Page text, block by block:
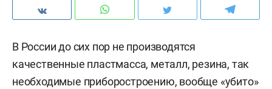
В России до сих пор не производятся
качественные пластмасса, металл, резина, так
необходимые приборостроению, вообще «убито»